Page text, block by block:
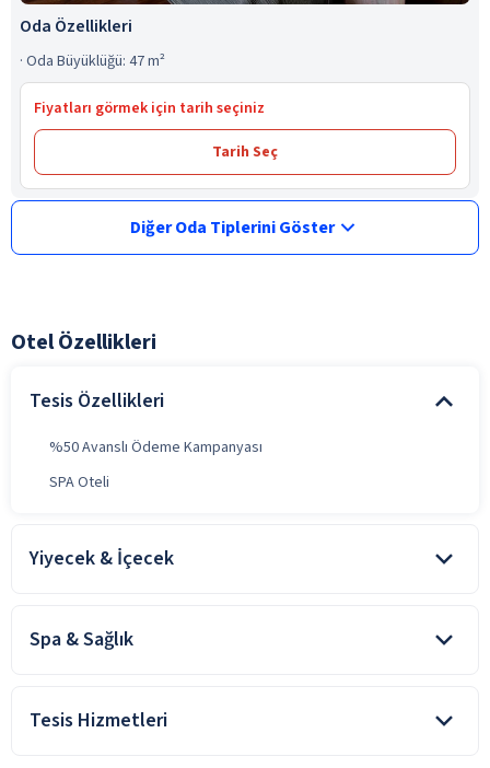
Oda Özellikleri
· Oda Büyüklüğü: 47 m²
Fiyatları görmek için tarih seçiniz
Tarih Seç
Diğer Oda Tiplerini Göster
Otel Özellikleri
Tesis Özellikleri
%50 Avanslı Ödeme Kampanyası
SPA Oteli
Yiyecek & İçecek
alınan diğer yiyecek ve içecekler ücretlidir.
Açık Restoran
Kapalı Restoran
Spa & Sağlık
Buhar Odası
Tesis Hizmetleri